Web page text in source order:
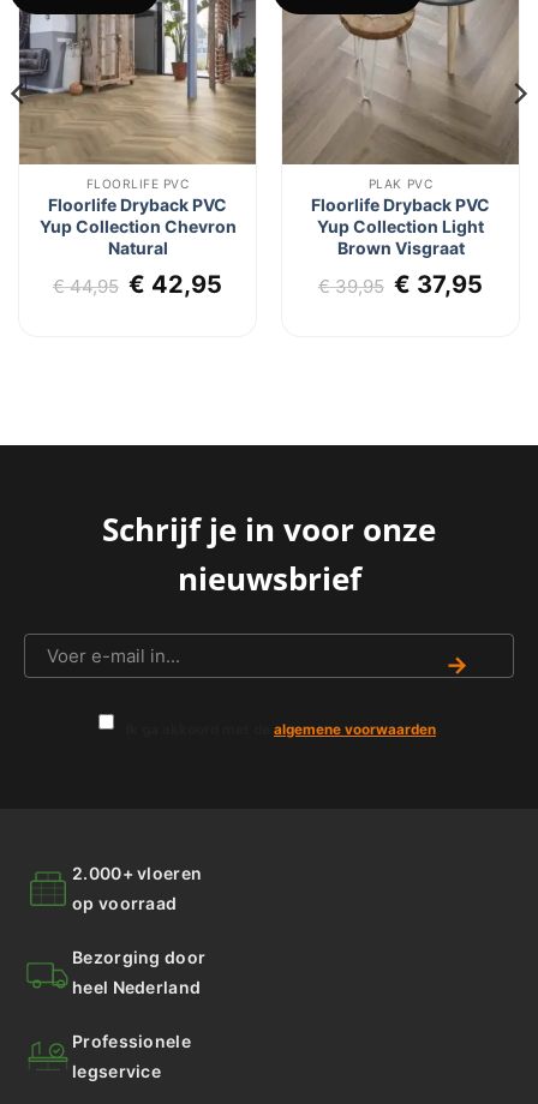
aan
verlanglijst
FLOORLIFE PVC
Floorlife Dryback PVC
Yup Collection Chevron
Natural
€44,95 Oorspronkelijke
€ 42,95
aan
verlanglijst
PLAK PVC
Floorlife Dryback PVC
Yup Collection Light
Brown Visgraat
€39,95
prijs
€ 37,95
Schrijf je in voor onze
nieuwsbrief
→
algemene voorwaarden
2.000+ vloeren
op voorraad
Bezorging door
heel Nederland
Professionele
legservice